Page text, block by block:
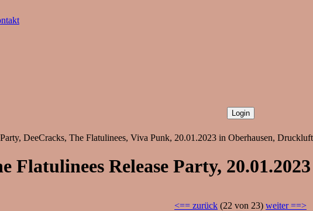
DeeCracks, The Flatulinees, Viva Punk, 20.01.2023 in Oberhausen,
Flatulinees Release Party,
<== zurück (22 von 23) weiter ==>